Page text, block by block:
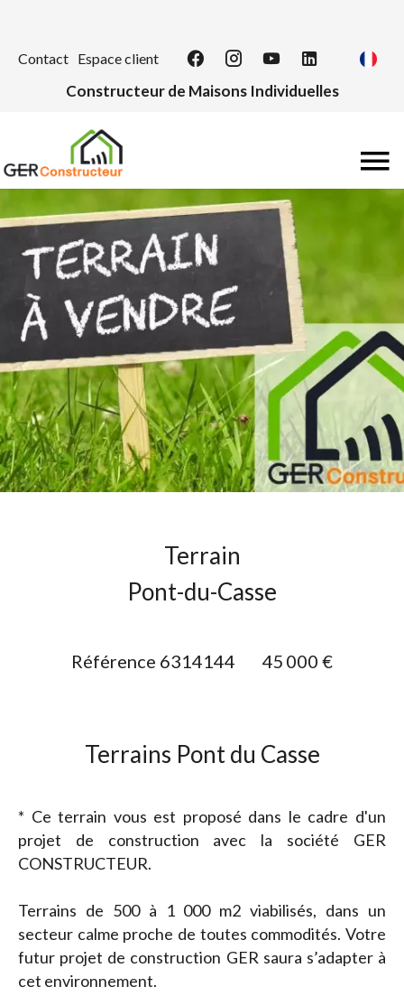
Contact Espace client
Constructeur de Maisons Individuelles
Terrain
Pont-du-Casse
Référence 6314144 45 000 €
Terrains Pont du Casse
* Ce terrain vous est proposé dans le cadre d'un
projet de construction avec la société GER
CONSTRUCTEUR.
Terrains de 500 à 1 000 m2 viabilisés, dans un
secteur calme proche de toutes commodités. Votre
futur projet de construction GER saura s’adapter à
cet environnement.